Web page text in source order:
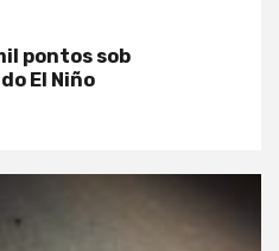
pontos sob
El Niño